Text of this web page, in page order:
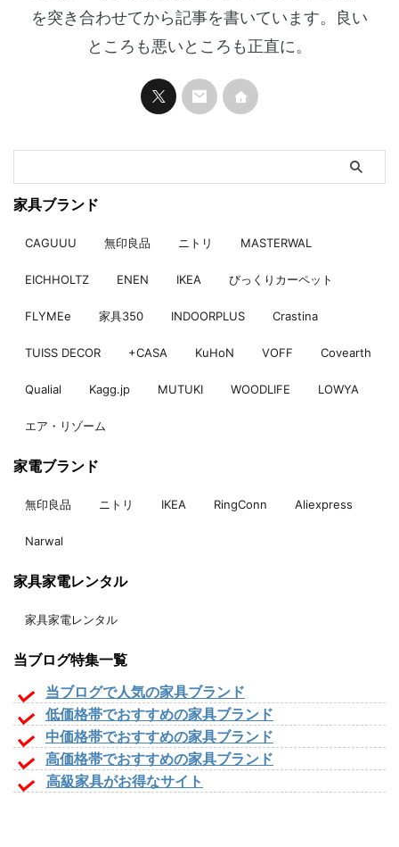
を突き合わせてから記事を書いています。良い
ところも悪いところも正直に。
家具ブランド
CAGUUU 無印良品 ニトリ MASTERWAL
EICHHOLTZ ENEN IKEA びっくりカーペット
FLYMEe 家具350 INDOORPLUS Crastina
TUISS DECOR +CASA KuHoN VOFF Covearth
Qualial Kagg.jp MUTUKI WOODLIFE LOWYA
エア・リゾーム
家電ブランド
無印良品 ニトリ IKEA RingConn Aliexpress
Narwal
家具家電レンタル
家具家電レンタル
当ブログ特集一覧
当ブログで人気の家具ブランド
低価格帯でおすすめの家具ブランド
中価格帯でおすすめの家具ブランド
高価格帯でおすすめの家具ブランド
高級家具がお得なサイト